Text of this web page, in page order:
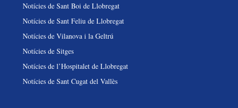
Notícies de Sant Boi de Llobregat
Notícies de Sant Feliu de Llobregat
Notícies de Vilanova i la Geltrú
Notícies de Sitges
Notícies de l’Hospitalet de Llobregat
Notícies de Sant Cugat del Vallès